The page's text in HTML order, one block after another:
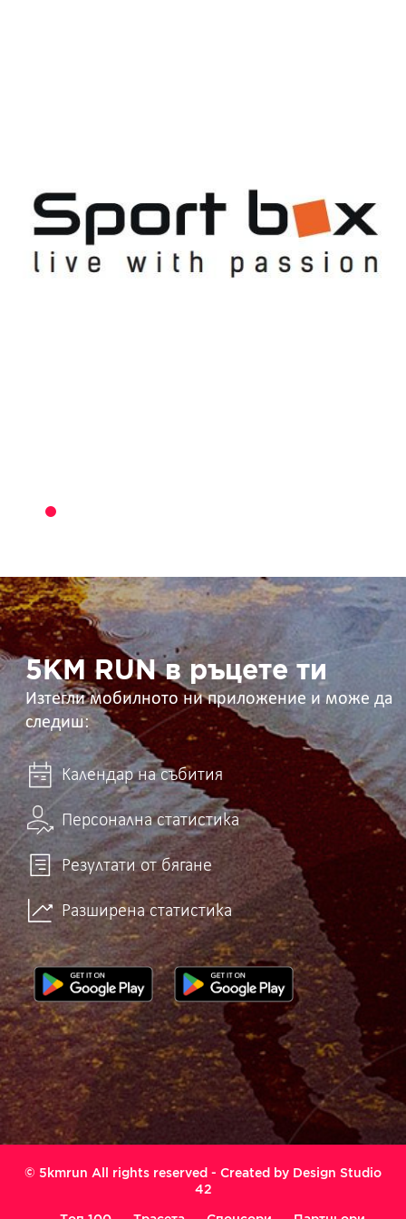
5KM
RUN
в
ръцете
ти 5KM RUN в ръцете ти
Изтегли мобилното ни приложение и може да
следиш:
Календар на събития
Персонална статистика
Резултати от бягане
Разширена статистика
© 5kmrun All rights reserved - Created by Design Studio
42